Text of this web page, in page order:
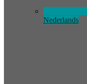
Nederlands